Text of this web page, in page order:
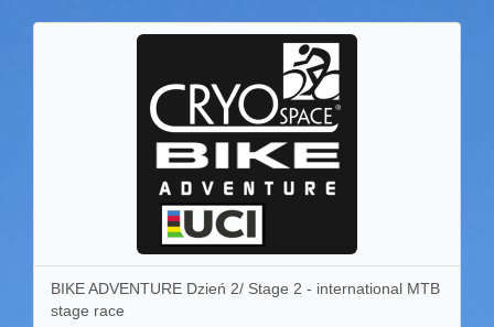
BIKE ADVENTURE Dzień 2/ Stage 2 - international MTB
stage race